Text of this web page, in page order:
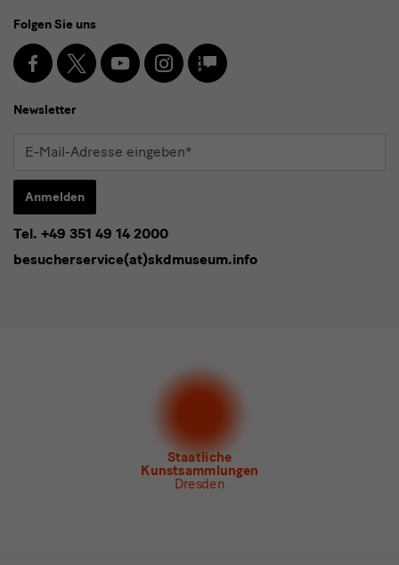
Media
und
Newsletter
Folgen Sie uns
Facebook
X YoutubeInstagramSKD
Blog
Newsletter
E-
Adresse
Anmelden
* Pflichtfeld
Ich stimme derDatenschutzerklärung
Museum für Sächsische Volkskunst
Tel. +49 351 49 14 2000
besucherservice(at)skdmuseum.info
Staatliche
Kunstsammlungen
Dresden